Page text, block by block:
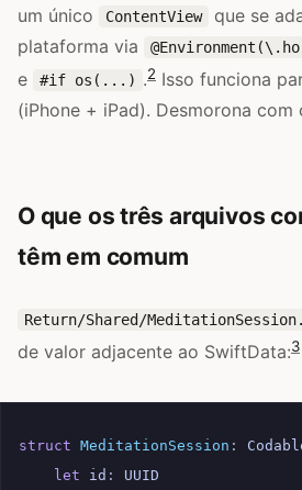
um único
ContentView
que se
plataforma via
e #if os(...) .2 Isso funciona
(iPhone + iPad). Desmorona com
O que os três arquivos
têm em comum
Return/Shared/
de valor adjacente ao SwiftData:3
struct MeditationSession :
let
id :
UUID